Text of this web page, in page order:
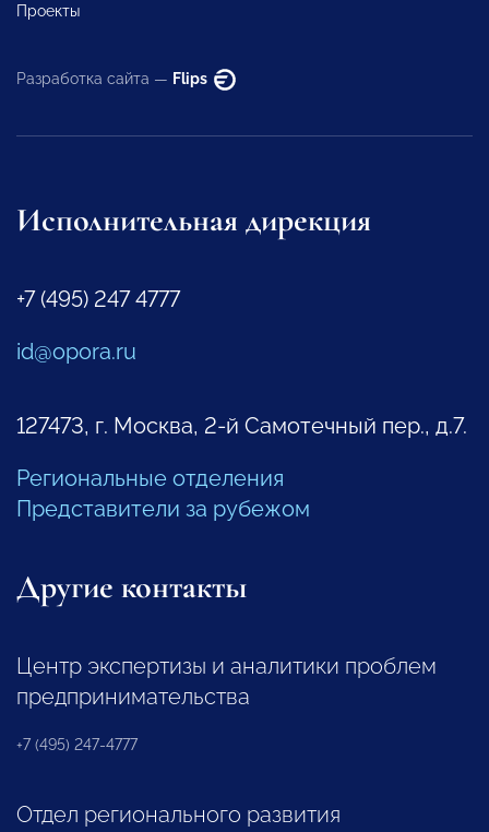
Проекты
Разработка сайта — Flips
Исполнительная дирекция
+7 (495) 247 4777
id@opora.ru
127473, г. Москва, 2-й Самотечный пер., д.7.
Региональные отделения
Представители за рубежом
Другие контакты
Центр экспертизы и аналитики проблем
предпринимательства
+7 (495) 247-4777
Отдел регионального развития